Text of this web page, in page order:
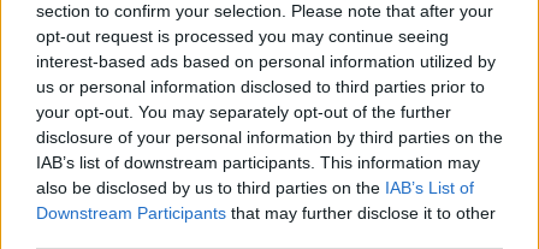
section to confirm your selection. Please note that after your
opt-out request is processed you may continue seeing
interest-based ads based on personal information utilized by
us or personal information disclosed to third parties prior to
your opt-out. You may separately opt-out of the further
disclosure of your personal information by third parties on the
IAB’s list of downstream participants. This information may
also be disclosed by us to third parties on the IAB’s List of
Downstream Participants that may further disclose it to other
AVG
8
Fuj, gosenica!
10:00
AVG Backrooms: Brez izhoda
Vsi dogodki →